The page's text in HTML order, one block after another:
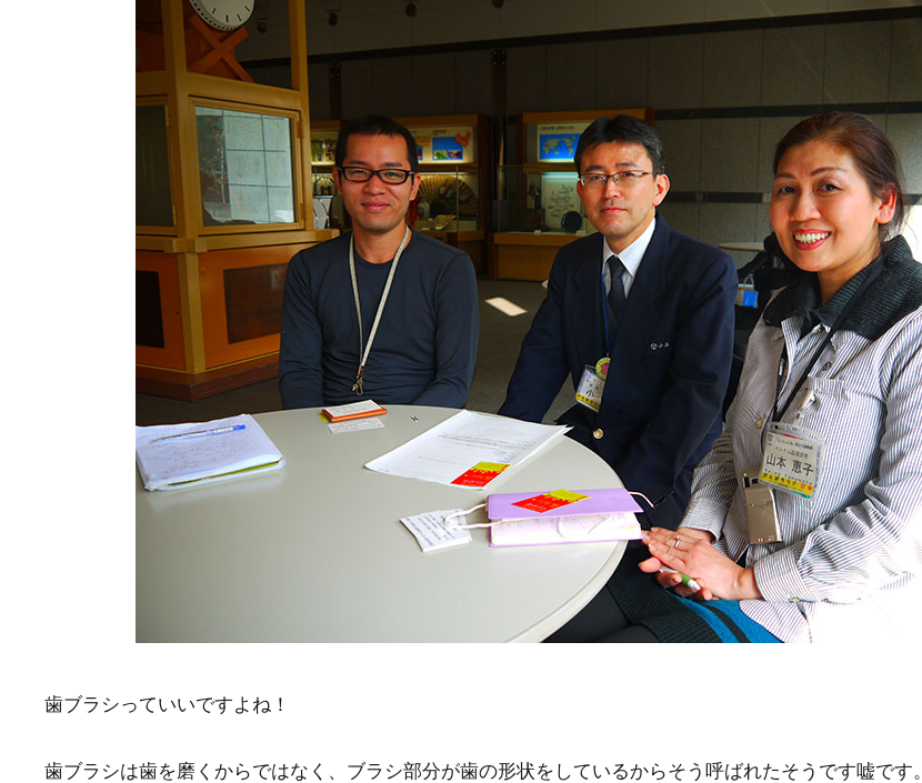
歯ブラシっていいですよね！
歯ブラシは歯を磨くからではなく、ブラシ部分が歯の形状をしているからそう呼ばれたそうです嘘です。